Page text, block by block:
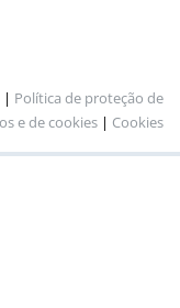
| Política de proteção de
e de cookies | Cookies